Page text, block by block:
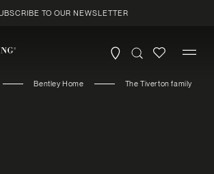
TO OUR NEWSLETTER
Bentley Home The Tiverton family